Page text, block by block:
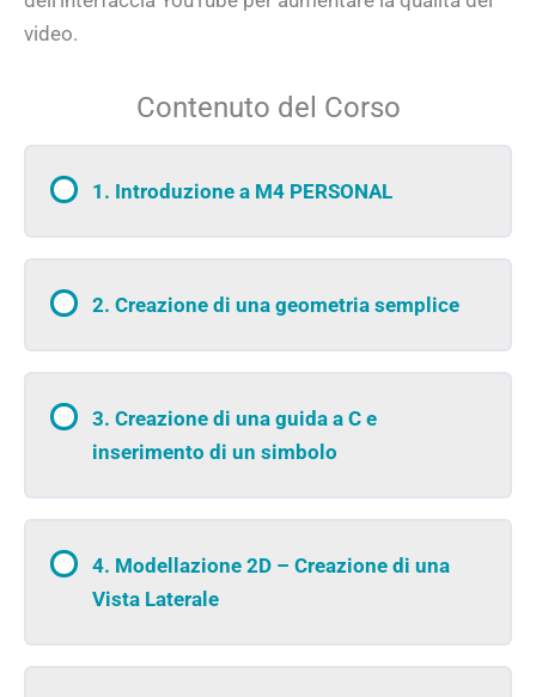
video.
Contenuto del Corso
1. Introduzione a M4 PERSONAL
2. Creazione di una geometria semplice
3. Creazione di una guida a C e
inserimento di un simbolo
4. Modellazione 2D – Creazione di una
Vista Laterale